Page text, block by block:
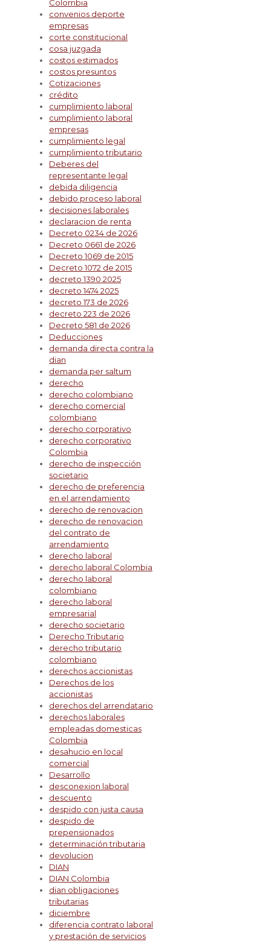
Colombia
convenios deporte
empresas
corte constitucional
cosa juzgada
costos estimados
costos presuntos
Cotizaciones
crédito
cumplimiento laboral
cumplimiento laboral
empresas
cumplimiento legal
cumplimiento tributario
Deberes del
representante legal
debida diligencia
debido proceso laboral
decisiones laborales
declaracion de renta
Decreto 0234 de 2026
Decreto 0661 de 2026
Decreto 1069 de 2015
Decreto 1072 de 2015
decreto 1390 2025
decreto 1474 2025
decreto 173 de 2026
decreto 223 de 2026
Decreto 581 de 2026
Deducciones
demanda directa contra la
dian
demanda per saltum
derecho
derecho colombiano
derecho comercial
colombiano
derecho corporativo
derecho corporativo
Colombia
derecho de inspección
societario
derecho de preferencia
en el arrendamiento
derecho de renovacion
derecho de renovacion
del contrato de
arrendamiento
derecho laboral
derecho laboral Colombia
derecho laboral
colombiano
derecho laboral
empresarial
derecho societario
Derecho Tributario
derecho tributario
colombiano
derechos accionistas
Derechos de los
accionistas
derechos del arrendatario
derechos laborales
empleadas domesticas
Colombia
desahucio en local
comercial
Desarrollo
desconexion laboral
descuento
despido con justa causa
despido de
prepensionados
determinación tributaria
devolucion
DIAN
DIAN Colombia
dian obligaciones
tributarias
diciembre
diferencia contrato laboral
y prestación de servicios